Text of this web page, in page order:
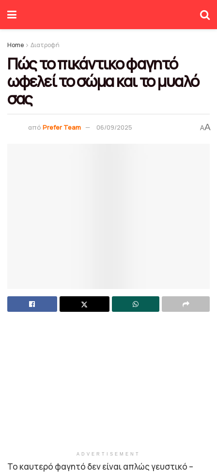
Home Διατροφή
Πώς το πικάντικο φαγητό
ωφελεί το σώμα και το μυαλό
σας
από Prefer Team 06/09/2025 AA
ADVERTISEMENT
Το καυτερό φαγητό δεν είναι απλώς γευστικό –